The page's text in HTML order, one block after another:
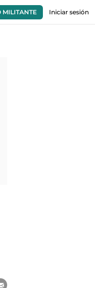
MILITANTE Iniciar sesión